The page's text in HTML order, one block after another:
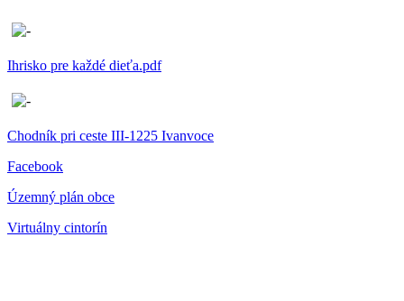
Ihrisko pre každé dieťa.pdf
Chodník pri ceste III-1225 Ivanvoce
Facebook
Územný plán obce
Virtuálny cintorín